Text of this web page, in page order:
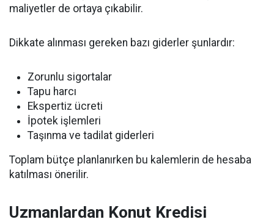
maliyetler de ortaya çıkabilir.
Dikkate alınması gereken bazı giderler şunlardır:
Zorunlu sigortalar
Tapu harcı
Ekspertiz ücreti
İpotek işlemleri
Taşınma ve tadilat giderleri
Toplam bütçe planlanırken bu kalemlerin de hesaba
katılması önerilir.
Uzmanlardan Konut Kredisi